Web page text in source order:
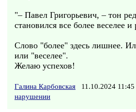
"– Павел Григорьевич, – тон
становился все более веселее и
Слово "более" здесь лишнее.
или "веселее".
Желаю успехов!
Галина Карбовская 11.10.2024 11:45
нарушении